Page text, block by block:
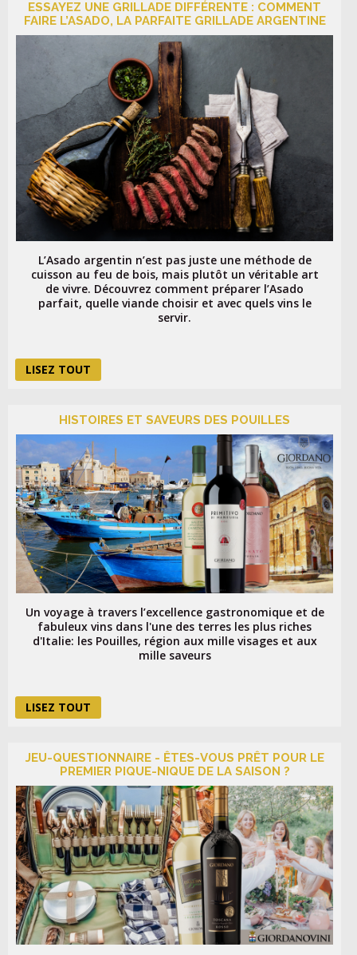
ESSAYEZ UNE GRILLADE DIFFÉRENTE : COMMENT
FAIRE L’ASADO, LA PARFAITE GRILLADE ARGENTINE
L’Asado argentin n’est pas juste une méthode de
cuisson au feu de bois, mais plutôt un véritable art
de vivre. Découvrez comment préparer l’Asado
parfait, quelle viande choisir et avec quels vins le
servir.
LISEZ TOUT
HISTOIRES ET SAVEURS DES POUILLES
Un voyage à travers l’excellence gastronomique et de
fabuleux vins dans l'une des terres les plus riches
d'Italie: les Pouilles, région aux mille visages et aux
mille saveurs
LISEZ TOUT
JEU-QUESTIONNAIRE - ÊTES-VOUS PRÊT POUR LE
PREMIER PIQUE-NIQUE DE LA SAISON ?